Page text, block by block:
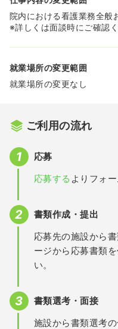
院内における看護業務全般
※詳しくは面談時にご確認く
就業場所の変更範囲
就業場所の変更なし
ご利用の流れ
応募
応募する よりフォ
書類作成・提出
応募先の施設から
ージから応募書類
い。
書類選考・面接
施設から書類選考の